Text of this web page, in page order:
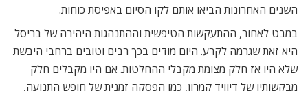
השנים האחרונות הביאו אותם לקו הסיום באפיסת כוחות.
במבט לאחור, ההתעקשות הטיפשית וההתנהגות היהירה של בריסל
היא זאת שגרמה לקרע. היום מודים בכך רבים וטובים ברחבי היבשת
שלא היו אז חלק מצומת מקבלי ההחלטות. אם היו מקבלים חלק
מבקשותיו של דיוויד קמרון, כמו הפסקה זמנית של חופש התנועה,